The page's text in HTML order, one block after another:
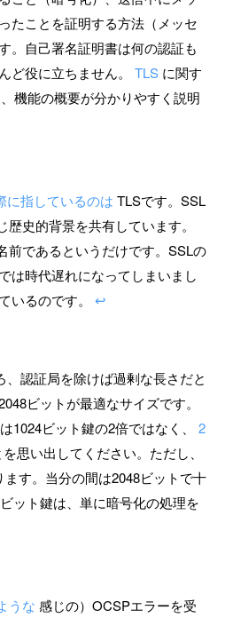
たことを証明する方法（メッセ
。自己署名証明書は何の認証も
ど役に立ちません。TLS に関す
機能の概要が分かりやすく説明
に指しているのは TLSです。SSL
史的背景を共有しています。
前であるというだけです。SSLの
は時代遅れになってしまいまし
いるのです。↩
認証局を除けば過剰な長さだと
ビットが最適なサイズです。
1024ビット鍵の2倍ではなく、2
思い出してください。ただし、
す。当分の間は2048ビットで十
ット鍵は、単に暗号化の処理を
うな 感じの）OCSPエラーを受